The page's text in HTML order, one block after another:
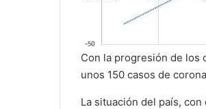
Con la progresión de los
unos 150 casos de
La situación del país,